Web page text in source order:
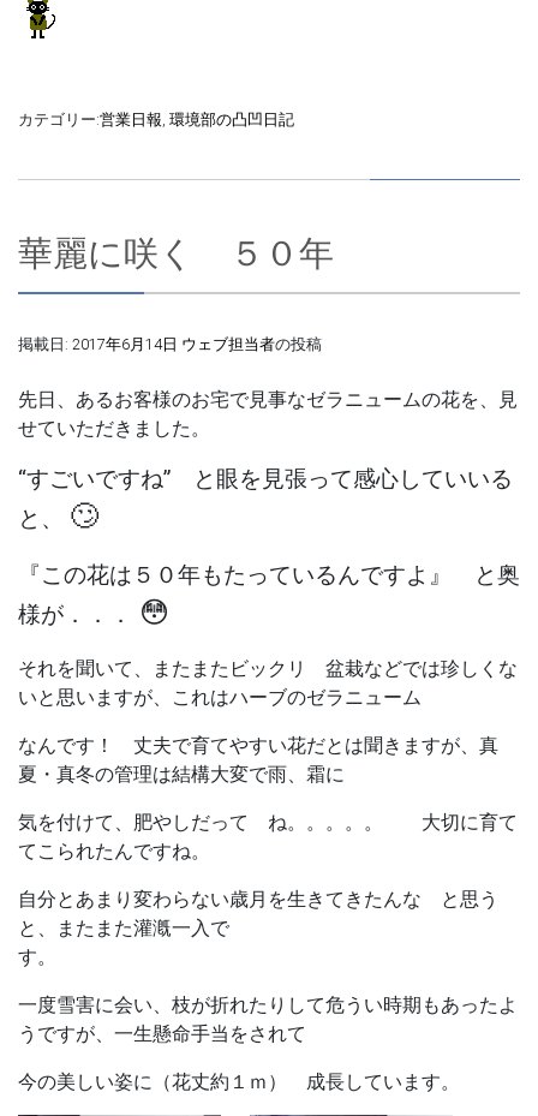
カテゴリー:営業日報, 環境部の凸凹日記
華麗に咲く ５０年
掲載日: 2017年6月14日 ウェブ担当者の投稿
先日、あるお客様のお宅で見事なゼラニュームの花を、見
せていただきました。
“すごいですね”
と眼を見張って感心していいる
と、 🙄
『この花は５０年もたっているんですよ』
と奥
様が．．．
😳
それを聞いて、またまたビックリ 盆栽などでは珍しくな
いと思いますが、これはハーブのゼラニューム
なんです！ 丈夫で育てやすい花だとは聞きますが、真
夏・真冬の管理は結構大変で雨、霜に
気を付けて、肥やしだって ね。。。。。 大切に育て
てこられたんですね。
自分とあまり変わらない歳月を生きてきたんな と思う
と、またまた灌漑一入で
す
一度雪害に会い、枝が折れたりして危うい時期もあったよ
うですが、一生懸命手当をされて
今の美しい姿に（花丈約１ｍ） 成長しています。